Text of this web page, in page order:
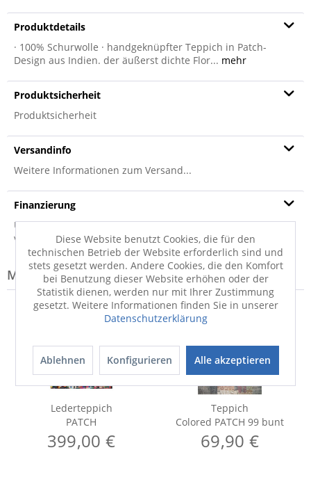
Produktdetails
· 100% Schurwolle · handgeknüpfter Teppich in Patch-
Design aus Indien. der äußerst dichte Flor... mehr
Produktsicherheit
Produktsicherheit
Versandinfo
Weitere Informationen zum Versand...
Finanzierung
Unter diesem Tab finden Sie die für diesen Artikel
verfügbaren Finanzierungsoptionen.Tabelle anzeigen
Modell-Familie: PATCH
Lederteppich
PATCH
399,00 €
WERBUNG
Teppich
Colored PATCH 99 bunt
69,90 €
Diese Website benutzt Cookies, die für den
technischen Betrieb der Website erforderlich sind und
stets gesetzt werden. Andere Cookies, die den Komfort
bei Benutzung dieser Website erhöhen oder der
Statistik dienen, werden nur mit Ihrer Zustimmung
gesetzt. Weitere Informationen finden Sie in unserer
Datenschutzerklärung
Ablehnen Konfigurieren Alle akzeptieren